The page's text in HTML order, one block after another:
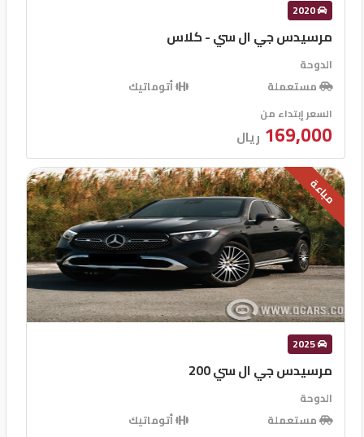
2020
مرسيدس جي ال سي - كلاس
الدوحة
مستعملة
أتوماتيك
السعر إبتداء من
169,000 ريال
مباعة
2025
مرسيدس جي ال سي 200
الدوحة
مستعملة
أتوماتيك